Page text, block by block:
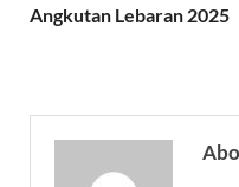
Angkutan Lebaran 2025